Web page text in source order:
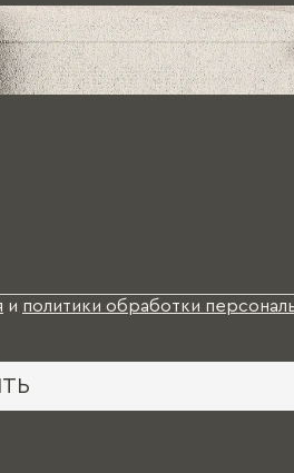
и политики обработки